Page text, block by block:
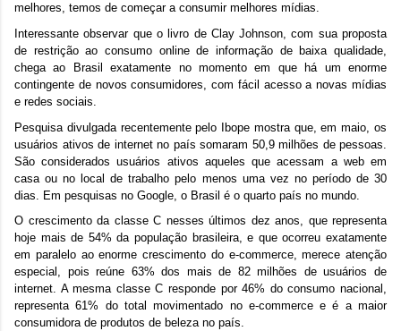
melhores, temos de começar a consumir melhores mídias.
Interessante observar que o livro de Clay Johnson, com sua proposta
de restrição ao consumo online de informação de baixa qualidade,
chega ao Brasil exatamente no momento em que há um enorme
contingente de novos consumidores, com fácil acesso a novas mídias
e redes sociais.
Pesquisa divulgada recentemente pelo Ibope mostra que, em maio, os
usuários ativos de internet no país somaram 50,9 milhões de pessoas.
São considerados usuários ativos aqueles que acessam a web em
casa ou no local de trabalho pelo menos uma vez no período de 30
dias. Em pesquisas no Google, o Brasil é o quarto país no mundo.
O crescimento da classe C nesses últimos dez anos, que representa
hoje mais de 54% da população brasileira, e que ocorreu exatamente
em paralelo ao enorme crescimento do e-commerce, merece atenção
especial, pois reúne 63% dos mais de 82 milhões de usuários de
internet. A mesma classe C responde por 46% do consumo nacional,
representa 61% do total movimentado no e-commerce e é a maior
consumidora de produtos de beleza no país.